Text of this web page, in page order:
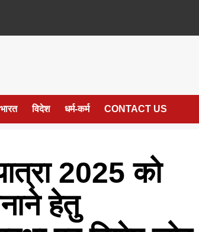
भारत विदेश धर्म-कर्म CONTACT US
2025 को
हेतु